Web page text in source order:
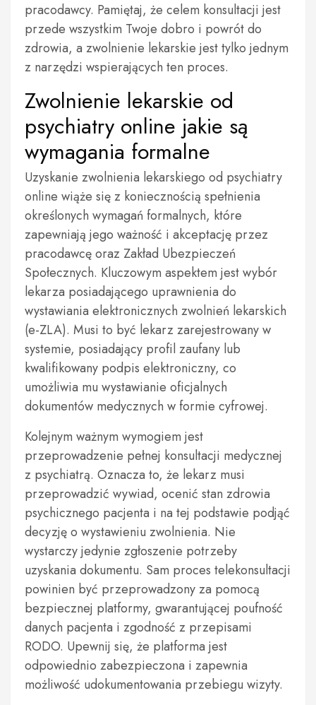
pracodawcy. Pamiętaj, że celem konsultacji jest
przede wszystkim Twoje dobro i powrót do
zdrowia, a zwolnienie lekarskie jest tylko jednym
z narzędzi wspierających ten proces.
Zwolnienie lekarskie od
psychiatry online jakie są
wymagania formalne
Uzyskanie zwolnienia lekarskiego od psychiatry
online wiąże się z koniecznością spełnienia
określonych wymagań formalnych, które
zapewniają jego ważność i akceptację przez
pracodawcę oraz Zakład Ubezpieczeń
Społecznych. Kluczowym aspektem jest wybór
lekarza posiadającego uprawnienia do
wystawiania elektronicznych zwolnień lekarskich
(e-ZLA). Musi to być lekarz zarejestrowany w
systemie, posiadający profil zaufany lub
kwalifikowany podpis elektroniczny, co
umożliwia mu wystawianie oficjalnych
dokumentów medycznych w formie cyfrowej.
Kolejnym ważnym wymogiem jest
przeprowadzenie pełnej konsultacji medycznej
z psychiatrą. Oznacza to, że lekarz musi
przeprowadzić wywiad, ocenić stan zdrowia
psychicznego pacjenta i na tej podstawie podjąć
decyzję o wystawieniu zwolnienia. Nie
wystarczy jedynie zgłoszenie potrzeby
uzyskania dokumentu. Sam proces telekonsultacji
powinien być przeprowadzony za pomocą
bezpiecznej platformy, gwarantującej poufność
danych pacjenta i zgodność z przepisami
RODO. Upewnij się, że platforma jest
odpowiednio zabezpieczona i zapewnia
możliwość udokumentowania przebiegu wizyty.